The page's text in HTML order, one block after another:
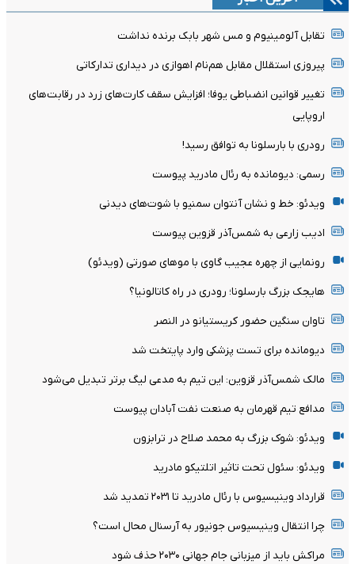
تقابل آلومینیوم و مس شهر بابک برنده نداشت
پیروزی استقلال مقابل هم‌نام اهوازی در دیداری تدارکاتی
تغییر قوانین انضباطی یوفا؛ افزایش سقف کارت‌های زرد در رقابت‌های
اروپایی
رودری با بارسلونا به توافق رسید!
رسمی: دیومانده به رئال مادرید پیوست
ویدئو: خط و نشان آنتوان سمنیو با شوت‌های دیدنی
ادیب زارعی به شمس‌آذر قزوین پیوست
رونمایی از چهره عجیب گاوی با موهای صورتی (ویدئو)
هایجک بزرگ بارسلونا؛ رودری در راه کاتالونیا؟
تاوان سنگین حضور کریستیانو در النصر
دیومانده برای تست پزشکی وارد پایتخت شد
مالک شمس‌آذر قزوین: این تیم به مدعی لیگ برتر تبدیل می‌شود
مدافع تیم قهرمان به صنعت نفت آبادان پیوست
ویدئو: شوک بزرگ به محمد صلاح در ترابزون
ویدئو: سئول تحت تاثیر اتلتیکو مادرید
قرارداد وینیسیوس با رئال مادرید تا ۲۰۳۱ تمدید شد
چرا انتقال وینیسیوس جونیور به آرسنال محال است؟
مراکش باید از میزبانی جام جهانی ۲۰۳۰ حذف شود